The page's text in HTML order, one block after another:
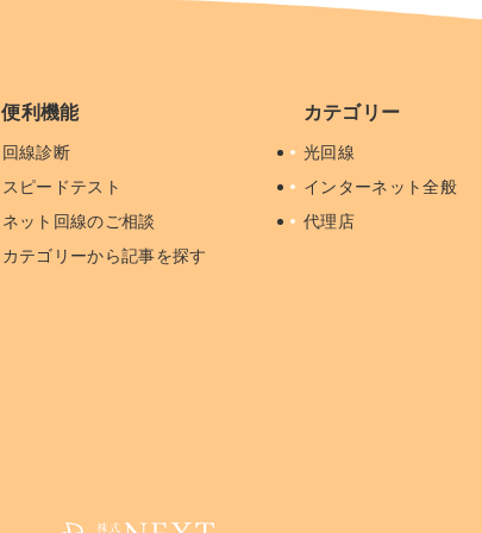
便利機能
回線診断
スピードテスト
ネット回線のご相談
カテゴリーから記事を探す
カテゴリー
光回線
インターネット全般
代理店